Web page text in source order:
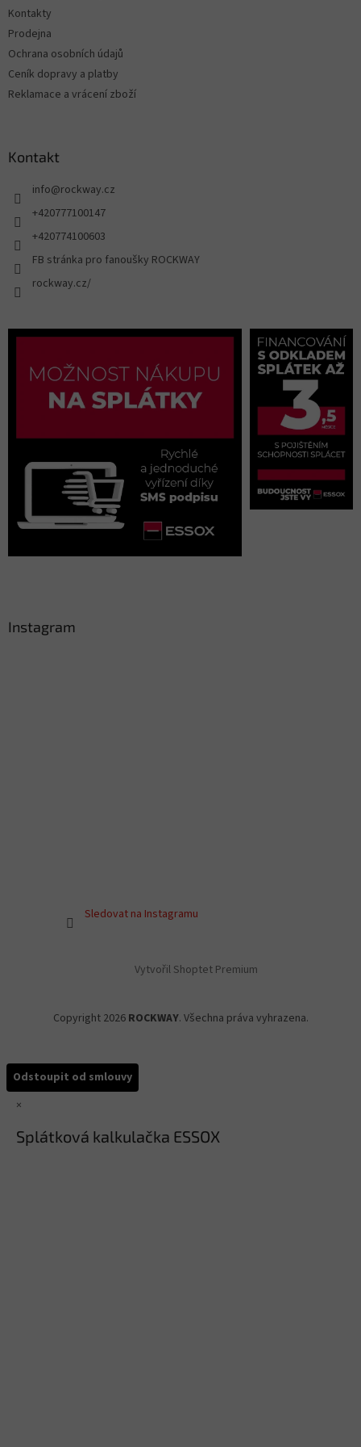
Kontakty
Prodejna
Ochrana osobních údajů
Ceník dopravy a platby
Reklamace a vrácení zboží
Kontakt
info@rockway.cz
+420777100147
+420774100603
FB stránka pro fanoušky ROCKWAY
rockway.cz/
Instagram
Sledovat na Instagramu
Vytvořil Shoptet Premium
Copyright 2026 ROCKWAY. Všechna práva vyhrazena.
Odstoupit od smlouvy
×
Splátková kalkulačka ESSOX